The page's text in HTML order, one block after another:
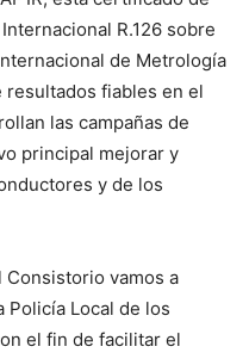
R.126 sobre
de Metrología
resultados fiables en el
las campañas de
principal mejorar y
y de los
Consistorio vamos a
Policía Local de los
el fin de facilitar el